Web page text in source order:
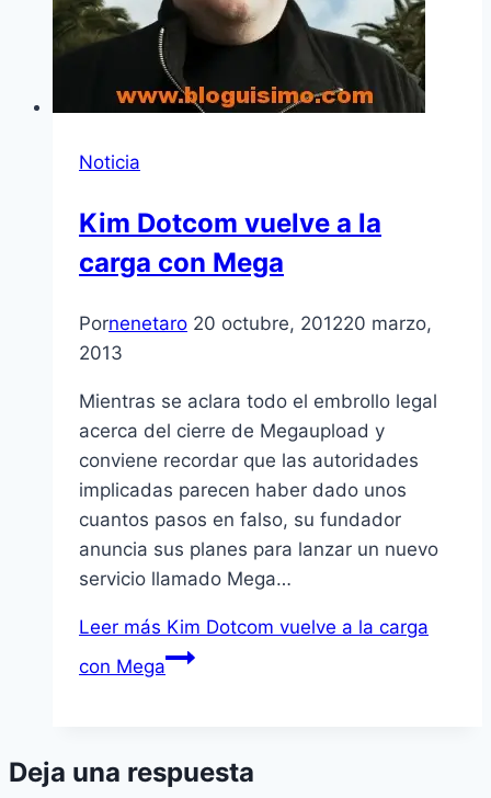
Noticia
Kim Dotcom vuelve a la
carga con Mega
Pornenetaro 20 octubre, 201220 marzo,
2013
Mientras se aclara todo el embrollo legal
acerca del cierre de Megaupload y
conviene recordar que las autoridades
implicadas parecen haber dado unos
cuantos pasos en falso, su fundador
anuncia sus planes para lanzar un nuevo
servicio llamado Mega…
Leer más Kim Dotcom vuelve a la carga
con Mega
Deja una respuesta